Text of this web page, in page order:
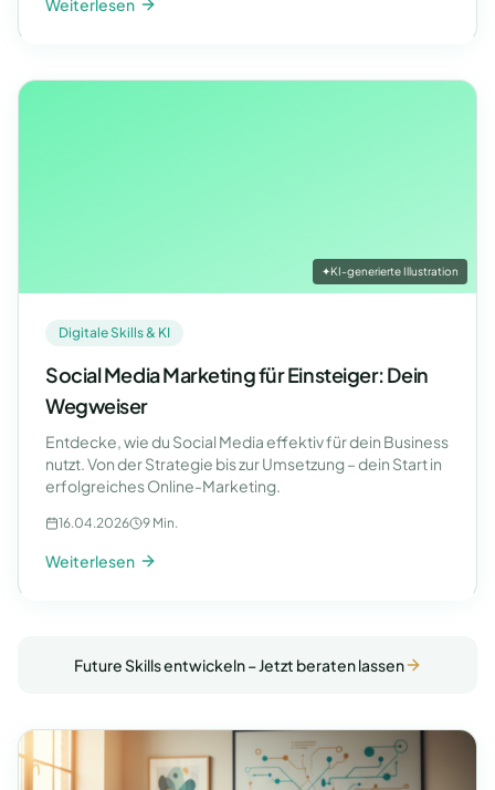
Weiterlesen
✦KI-generierte Illustration
Digitale Skills & KI
Social Media Marketing für Einsteiger: Dein
Wegweiser
Entdecke, wie du Social Media effektiv für dein Business
nutzt. Von der Strategie bis zur Umsetzung – dein Start in
erfolgreiches Online-Marketing.
16.04.2026 9 Min.
Weiterlesen
Future Skills entwickeln – Jetzt beraten lassen